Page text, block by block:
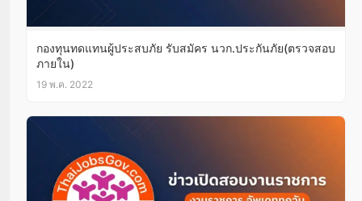
กองทุนทดแทนผู้ประสบภัย รับสมัคร นวก.ประกันภัย(ตรวจสอบ
ภายใน)
19 พ.ค. 2022